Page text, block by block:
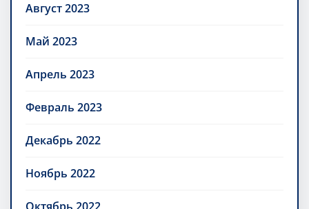
Август 2023
Май 2023
Апрель 2023
Февраль 2023
Декабрь 2022
Ноябрь 2022